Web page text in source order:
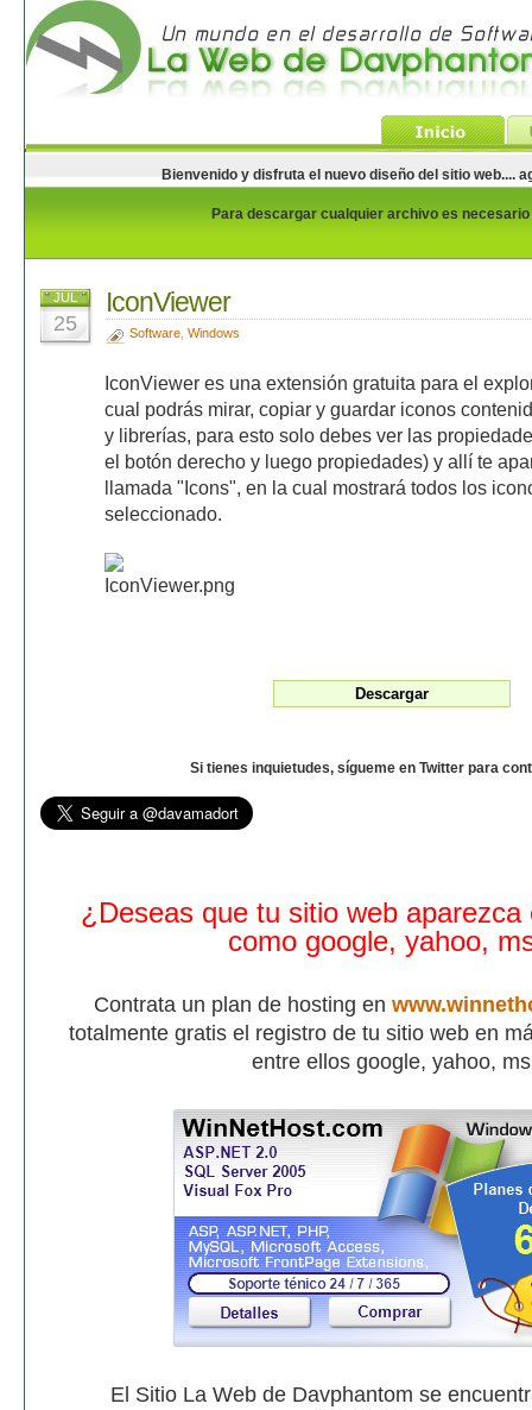
Bienvenido y disfruta el nuevo diseño del sitio web....
Para descargar cualquier archivo es
JUL
25
IconViewer
Software, Windows
IconViewer es una extensión gratuita para el
cual podrás mirar, copiar y guardar iconos
y librerías, para esto solo debes ver las
el botón derecho y luego propiedades) y allí te
llamada "Icons", en la cual mostrará todos los
seleccionado.
Si tienes inquietudes, sígueme en Twitter para
¿Deseas que tu sitio web aparezca
como google, yahoo,
Contrata un plan de hosting en
totalmente gratis el registro de tu sitio web en
entre ellos google, yahoo,
El Sitio La Web de Davphantom se